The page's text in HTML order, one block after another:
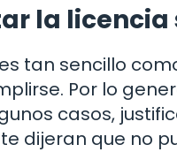
la licencia
tan sencillo
Por lo
casos,
dijeran que no